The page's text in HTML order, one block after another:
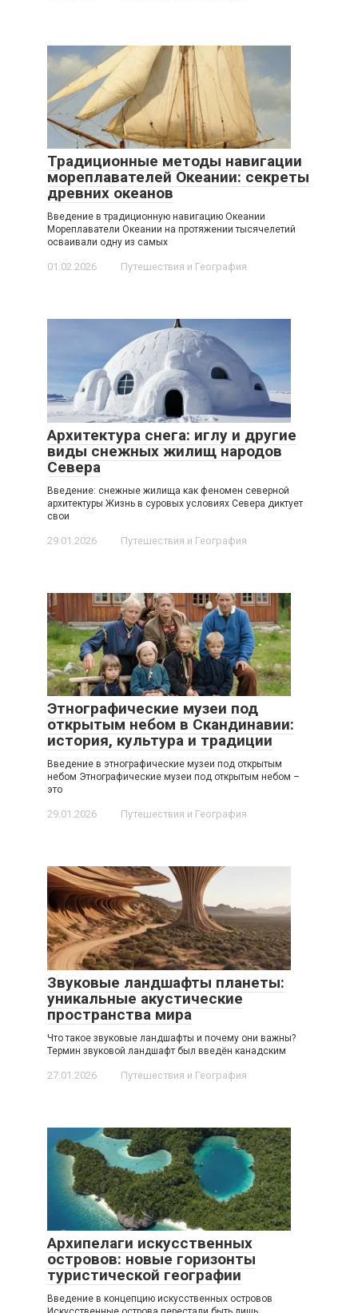
Традиционные методы навигации
мореплавателей Океании: секреты
древних океанов
Введение в традиционную навигацию Океании
Мореплаватели Океании на протяжении тысячелетий
осваивали одну из самых
01.02.2026 Путешествия и География
Архитектура снега: иглу и другие
виды снежных жилищ народов
Севера
Введение: снежные жилища как феномен северной
архитектуры Жизнь в суровых условиях Севера диктует
свои
29.01.2026 Путешествия и География
Этнографические музеи под
открытым небом в Скандинавии:
история, культура и традиции
Введение в этнографические музеи под открытым
небом Этнографические музеи под открытым небом –
это
29.01.2026 Путешествия и География
Звуковые ландшафты планеты:
уникальные акустические
пространства мира
Что такое звуковые ландшафты и почему они важны?
Термин звуковой ландшафт был введён канадским
27.01.2026 Путешествия и География
Архипелаги искусственных
островов: новые горизонты
туристической географии
Введение в концепцию искусственных островов